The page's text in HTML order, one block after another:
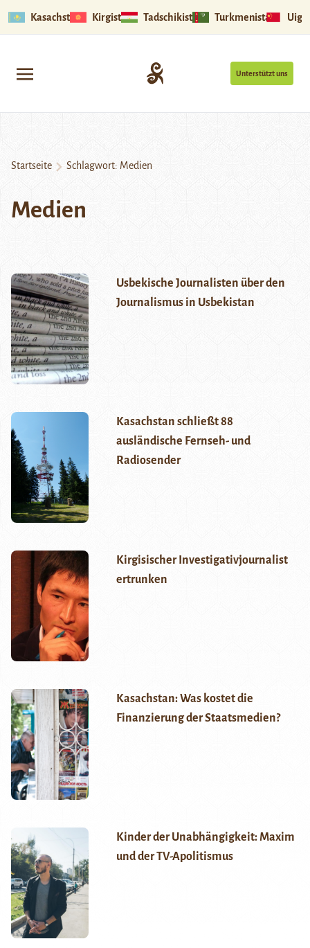
Kasachstan Kirgistan Tadschikistan Turkmenistan
Unterstützt uns
Startseite Schlagwort: Medien
Medien
Usbekische Journalisten über den
Journalismus in Usbekistan
Kasachstan schließt 88
ausländische Fernseh- und
Radiosender
Kirgisischer Investigativjournalist
ertrunken
Kasachstan: Was kostet die
Finanzierung der Staatsmedien?
Kinder der Unabhängigkeit: Maxim
und der TV-Apolitismus